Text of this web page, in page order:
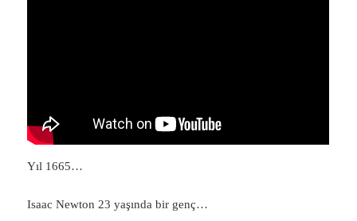
Yıl 1665…
Isaac Newton 23 yaşında bir genç…